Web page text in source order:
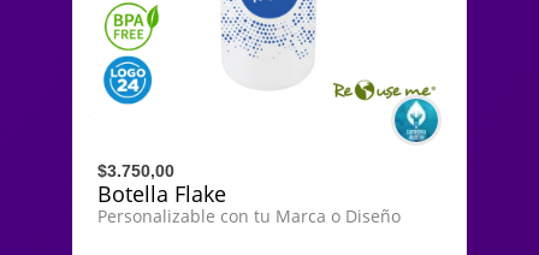
$3.750,00
Botella Flake
Personalizable con tu Marca o Diseño